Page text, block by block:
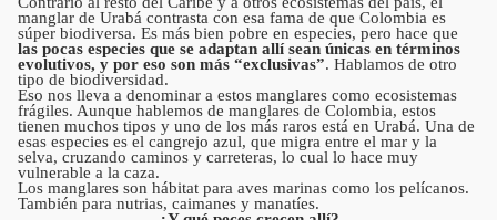
manglar de Urabá contrasta con esa fama de que Colombia es
súper biodiversa. Es más bien pobre en especies, pero hace que
las pocas especies que se adaptan allí sean únicas en términos
evolutivos, y por eso son más “exclusivas”. Hablamos de otro
tipo de biodiversidad.
Eso nos lleva a denominar a estos manglares como ecosistemas
frágiles. Aunque hablemos de manglares de Colombia, estos
tienen muchos tipos y uno de los más raros está en Urabá. Una de
esas especies es el cangrejo azul, que migra entre el mar y la
selva, cruzando caminos y carreteras, lo cual lo hace muy
vulnerable a la caza.
Los manglares son hábitat para aves marinas como los pelícanos.
También para nutrias, caimanes y manatíes.